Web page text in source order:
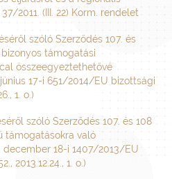
2011. (III. 22) Korm. rendelet
szóló Szerződés 107. és
támogatási
összeegyeztethetővé
17-i 651/2014/EU bizottsági
1. o.)
szóló Szerződés 107. és 108
támogatásokra való
december 18-i 1407/2013/EU
2013.12.24., 1. o.)